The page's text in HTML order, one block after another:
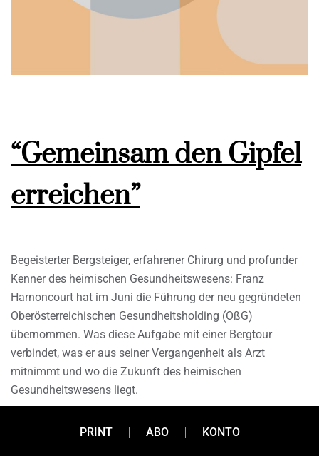
“Gemeinsam den Gipfel
erreichen”
Begeisterter Bergsteiger, erfahrener Chirurg und profunder
Kenner des heimischen Gesundheitswesens: Franz
Harnoncourt hat im Juni die Führung der neu gegründeten
Oberösterreichischen Gesundheitsholding (OßG)
übernommen. Was diese Aufgabe mit einer Bergtour
verbindet, was er aus seiner Vergangenheit als Arzt
mitnimmt und wo die Zukunft des heimischen
Gesundheitswesens liegt.
PRINT ABO KONTO